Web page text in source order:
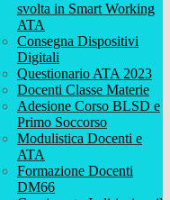
svolta in Smart Working
ATA
Consegna Dispositivi
Digitali
Questionario ATA 2023
Docenti Classe Materie
Adesione Corso BLSD e
Primo Soccorso
Modulistica Docenti e
ATA
Formazione Docenti
DM66